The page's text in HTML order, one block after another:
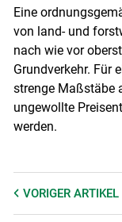
Eine
von land- und
nach wie vor
Grundverkehr. Für
strenge Maßstäbe
ungewollte
werden.
VORIGER ARTIKEL